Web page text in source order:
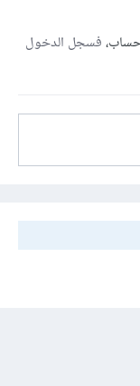
فسجل الدخول